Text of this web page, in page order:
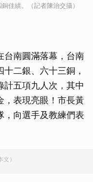
佳績。（記者陳治交攝）
台南圓滿落幕，台南
二銀、六十三銅，
計五項九人次，其中
，表現亮眼！市長黃
，向選手及教練們表
）